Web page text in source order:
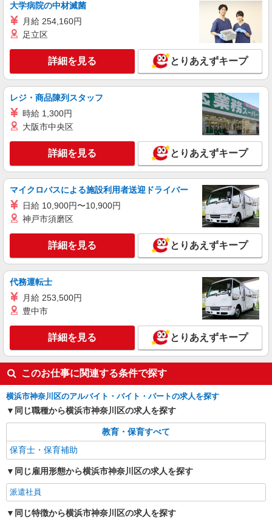
派遣社員
セントスタッフ株式会社 横浜支店（28960)
【保育士資格必須】 時給：1,500円〜 ※交通
費全額別途支給 ※試用期間なし ※雇用期間の定め
あり ※給与幅は経験・能力による
神奈川県横浜市神奈川区神奈川2
キープ 詳細を見る
派遣社員
セントスタッフ株式会社 横浜支店（19427)
保育士
【保育士資格必須】 ・ 時給：1,400円〜1,600
円 ※ 交通費別途支給 ※試用期間なし ※雇用期間
の定めあり ※給与幅は経験・能力による
神奈川県横浜市神奈川区桐畑
キープ 詳細を見る
大学病院の中材滅菌
月給 254,160円
足立区
詳細を見る とりあえずキープ
レジ・商品陳列スタッフ
時給 1,300円
大阪市中央区
詳細を見る とりあえずキープ
マイクロバスによる施設利用者送迎ドライバー
日給 10,900円〜10,900円
神戸市須磨区
詳細を見る とりあえずキープ
代務運転士
月給 253,500円
豊中市
詳細を見る とりあえずキープ
このお仕事に関連する条件で探す
横浜市神奈川区のアルバイト・バイト・パートの求人を探す
同じ職種から横浜市神奈川区の求人を探す
教育・保育すべて
保育士・保育補助
同じ雇用形態から横浜市神奈川区の求人を探す
派遣社員
同じ特徴から横浜市神奈川区の求人を探す